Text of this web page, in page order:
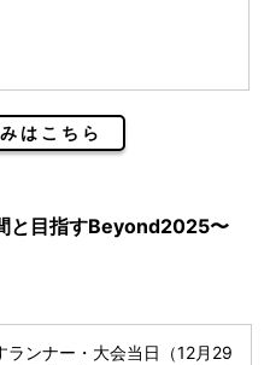
はこちら
と目指すBeyond2025〜
ランナー・大会当日（12月29